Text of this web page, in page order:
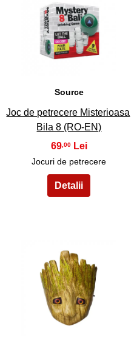
43
Source
Joc de petrecere Misterioasa
Bila 8 (RO-EN)
69,00
Jocuri de petrecere
45